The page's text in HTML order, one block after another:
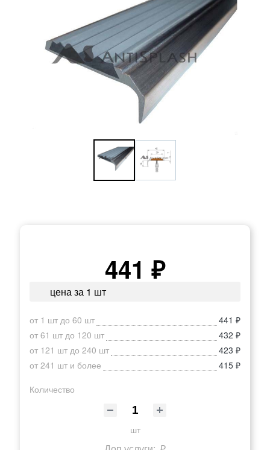
441 ₽
цена за 1 шт
от 1 шт до 60 шт
441 ₽
от 61 шт до 120 шт
432 ₽
от 121 шт до 240 шт
423 ₽
от 241 шт и более
415 ₽
Количество
шт